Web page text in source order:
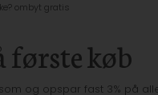
ombyt gratis
første køb
og opspar fast 3% på